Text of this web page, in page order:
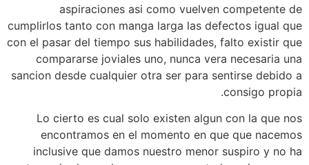
aspiraciones asi­ como vuelven competente de
cumplirlos tanto con manga larga las defectos igual que
con el pasar del tiempo sus habilidades, falto existir que
compararse joviales uno, nunca vera necesaria una
sancion desde cualquier otra ser para sentirse debido a
consigo propia.
Lo cierto es cual solo existen algun con la que nos
encontramos en el momento en que que nacemos
inclusive que damos nuestro menor suspiro y no ha